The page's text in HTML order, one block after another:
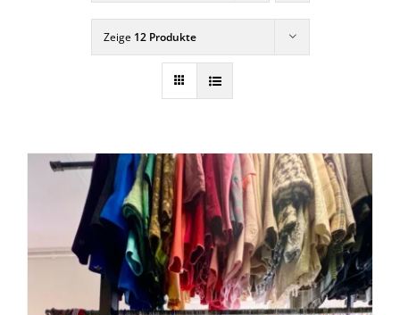
Zeige 12 Produkte